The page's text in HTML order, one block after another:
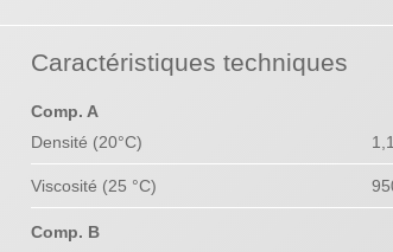
Caractéristiques techniques
Comp. A
Densité (20°C)
Viscosité (25 °C)
Comp. B